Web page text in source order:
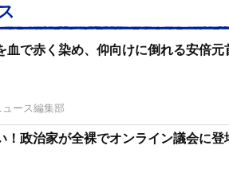
血で赤く染め、仰向けに倒れる安倍
ース編集部
！政治家が全裸でオンライン議会に